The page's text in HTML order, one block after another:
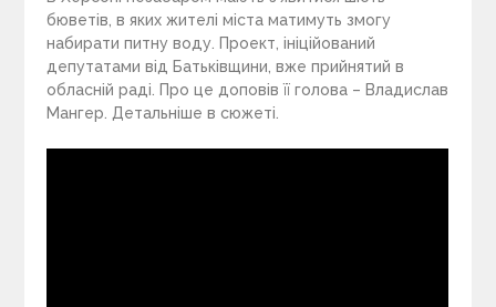
бюветів, в яких жителі міста матимуть змогу
набирати питну воду. Проект, ініційований
депутатами від Батьківщини, вже прийнятий в
обласній раді. Про це доповів її голова – Владислав
Мангер. Детальніше в сюжеті.